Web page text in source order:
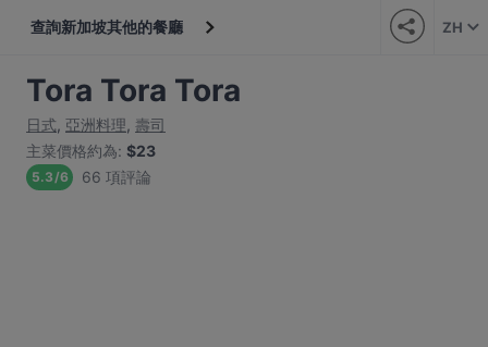
查詢新加坡其他的餐廳 ZH
Tora Tora Tora
日式, 亞洲料理, 壽司
主菜價格約為: $23
5.3/6 66 項評論